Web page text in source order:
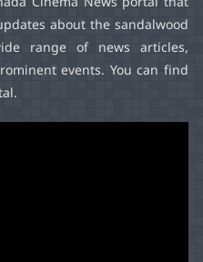
Cinema News portal that
about the sandalwood
range of news articles,
events. You can find